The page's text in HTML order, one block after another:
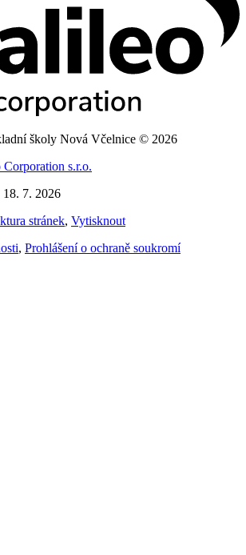
školy Nová Včelnice © 2026
s.r.o.
18. 7. 2026
stránek, Vytisknout
, Prohlášení o ochraně soukromí